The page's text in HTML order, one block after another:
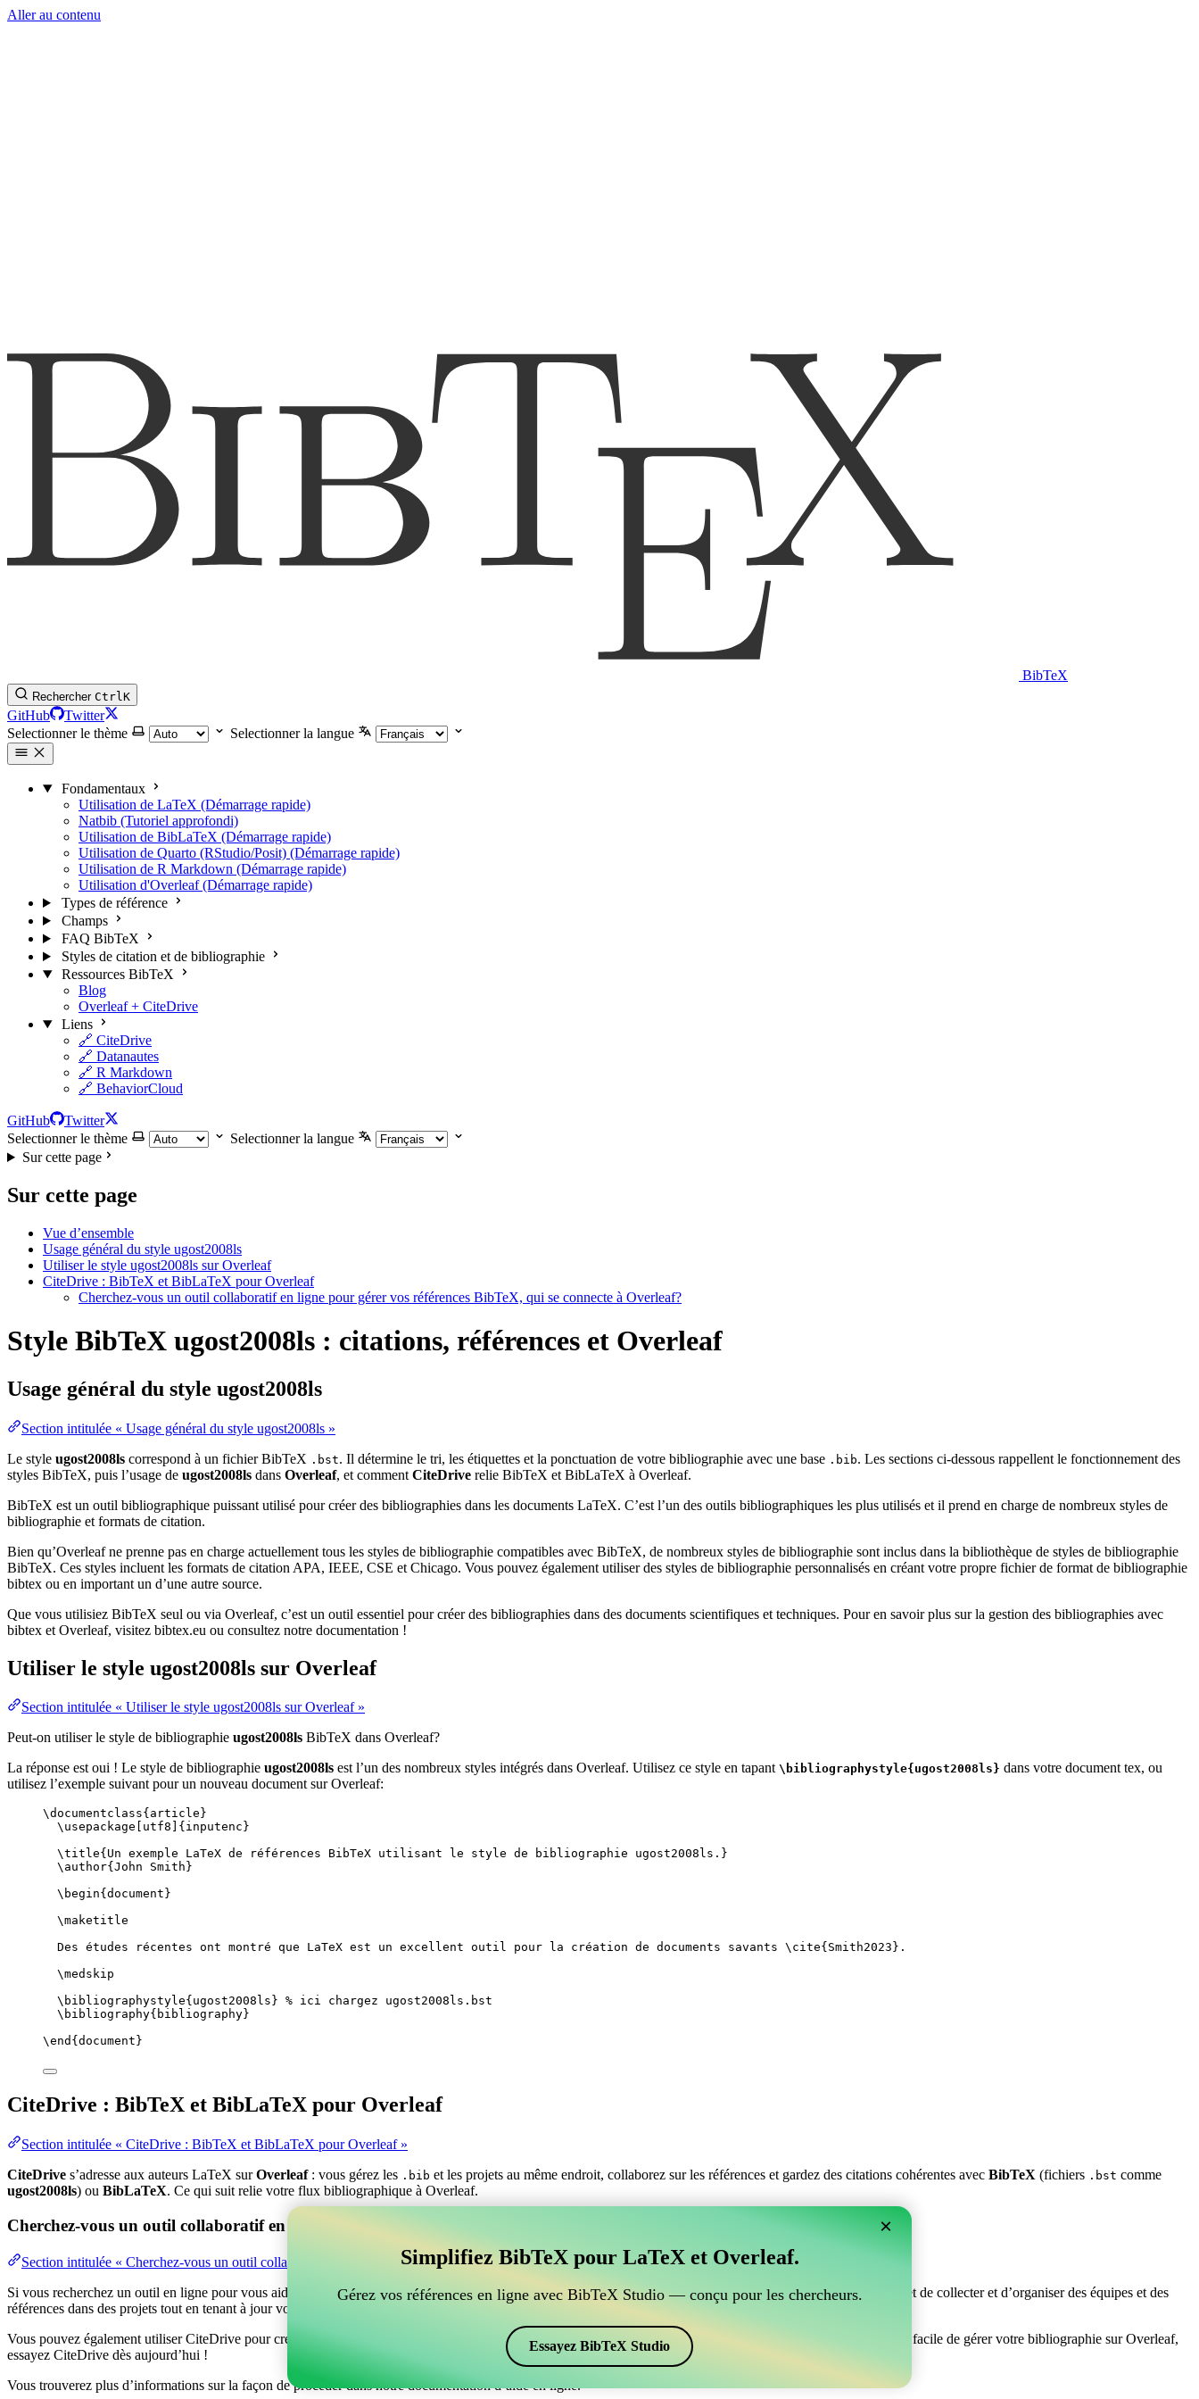
Aller au contenu
BibTeX
Rechercher CtrlK
GitHub
Twitter
Selectionner le thème
Selectionner la langue
Fondamentaux
Utilisation de LaTeX (Démarrage rapide)
Natbib (Tutoriel approfondi)
Utilisation de BibLaTeX (Démarrage rapide)
Utilisation de Quarto (RStudio/Posit) (Démarrage rapide)
Utilisation de R Markdown (Démarrage rapide)
Utilisation d'Overleaf (Démarrage rapide)
Types de référence
Champs
FAQ BibTeX
Styles de citation et de bibliographie
Ressources BibTeX
Blog
Overleaf + CiteDrive
Liens
🔗 CiteDrive
🔗 Datanautes
🔗 R Markdown
🔗 BehaviorCloud
GitHub
Twitter
Selectionner le thème
Selectionner la langue
Sur cette page
Sur cette page
Vue d’ensemble
Usage général du style ugost2008ls
Utiliser le style ugost2008ls sur Overleaf
CiteDrive : BibTeX et BibLaTeX pour Overleaf
Cherchez-vous un outil collaboratif en ligne pour gérer vos références BibTeX, qui se connecte à Overleaf?
Style BibTeX ugost2008ls : citations, références et Overleaf
Usage général du style ugost2008ls
Section intitulée « Usage général du style ugost2008ls »
Le style ugost2008ls correspond à un fichier BibTeX .bst. Il détermine le tri, les étiquettes et la ponctuation de votre bibliographie avec une base .bib. Les sections ci-dessous rappellent le fonctionnement des
styles BibTeX, puis l’usage de ugost2008ls dans Overleaf, et comment CiteDrive relie BibTeX et BibLaTeX à Overleaf.
BibTeX est un outil bibliographique puissant utilisé pour créer des bibliographies dans les documents LaTeX. C’est l’un des outils bibliographiques les plus utilisés et il prend en charge de nombreux styles de
bibliographie et formats de citation.
Bien qu’Overleaf ne prenne pas en charge actuellement tous les styles de bibliographie compatibles avec BibTeX, de nombreux styles de bibliographie sont inclus dans la bibliothèque de styles de bibliographie
BibTeX. Ces styles incluent les formats de citation APA, IEEE, CSE et Chicago. Vous pouvez également utiliser des styles de bibliographie personnalisés en créant votre propre fichier de format de bibliographie
bibtex ou en important un d’une autre source.
Que vous utilisiez BibTeX seul ou via Overleaf, c’est un outil essentiel pour créer des bibliographies dans des documents scientifiques et techniques. Pour en savoir plus sur la gestion des bibliographies avec
bibtex et Overleaf, visitez bibtex.eu ou consultez notre documentation !
Utiliser le style ugost2008ls sur Overleaf
Section intitulée « Utiliser le style ugost2008ls sur Overleaf »
Peut-on utiliser le style de bibliographie ugost2008ls BibTeX dans Overleaf?
La réponse est oui ! Le style de bibliographie ugost2008ls est l’un des nombreux styles intégrés dans Overleaf. Utilisez ce style en tapant \bibliographystyle{ugost2008ls} dans votre document tex, ou
utilisez l’exemple suivant pour un nouveau document sur Overleaf:
\documentclass{ article }
\usepackage
utf8 ]{ inputenc }
\title{Un exemple LaTeX de références BibTeX utilisant le style de bibliographie ugost2008ls.}
\author{John Smith}
\begin{ document }
\maketitle
Des études récentes ont montré que LaTeX est un excellent outil pour la création de documents savants \cite{ Smith2023 }.
\medskip
\bibliographystyle{ugost2008ls} % ici chargez ugost2008ls.bst
\bibliography{bibliography}
\end { document }
CiteDrive : BibTeX et BibLaTeX pour Overleaf
Section intitulée « CiteDrive : BibTeX et BibLaTeX pour Overleaf »
CiteDrive s’adresse aux auteurs LaTeX surOverleaf: vous gérez les .bib et les projets au même endroit, collaborez sur les références et gardez des citations cohérentes avec BibTeX (fichiers .bst comme
ugost2008ls) ou BibLaTeX. Ce qui suit relie votre flux bibliographique à Overleaf.
Cherchez-vous un outil collaboratif en ligne pour gérer vos références BibTeX, qui se connecte à Overleaf?
Section intitulée « Cherchez-vous un outil collaboratif en ligne pour gérer vos références BibTeX, qui se connecte à Overleaf? »
Si vous recherchez un outil en ligne pour vous aider à gérer vos références, citations et bibliographie dans Overleaf, CiteDrive pourrait être parfait ! Il vous permet de collecter et d’organiser des équipes et des
références dans des projets tout en tenant à jour vos entrées BibTeX dans votre projet Overleaf.
Vous pouvez également utiliser CiteDrive pour créer des bibliographies et des citations dans différents styles, y compris ugost2008ls. Si vous cherchez un moyen facile de gérer votre bibliographie sur Overleaf,
essayez CiteDrive dès aujourd’hui !
Vous trouverez plus d’informations sur la façon de procéder dans notre documentation d’aide en ligne.
×
Simplifiez BibTeX pour LaTeX et Overleaf.
Gérez vos références en ligne avec BibTeX Studio — conçu pour les chercheurs.
Essayez BibTeX Studio